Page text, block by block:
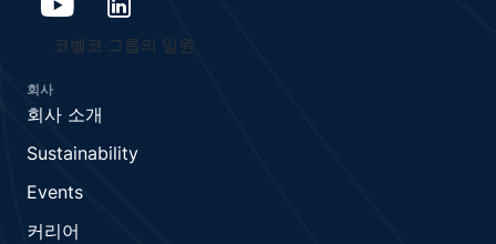
코벨코 그룹의 일원
회사
회사 소개
Sustainability
Events
커리어